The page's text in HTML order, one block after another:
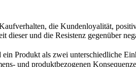
die Kundenloyalität,
und die Resistenz gegenüber
Produkt als zwei unterschiedliche
und produktbezogenen